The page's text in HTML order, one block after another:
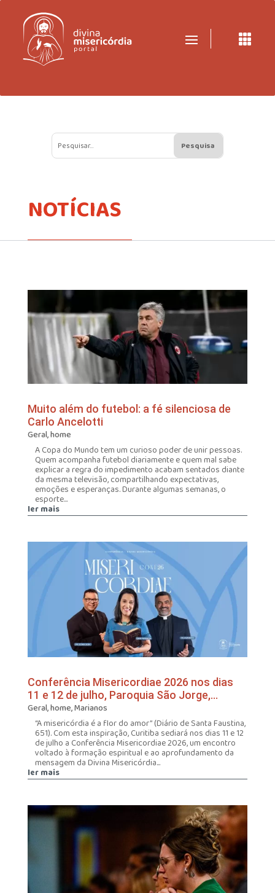

NOTÍCIAS
Muito além do futebol: a fé silenciosa de
Carlo Ancelotti
Geral,home
A Copa do Mundo tem um curioso poder de unir pessoas.
Quem acompanha futebol diariamente e quem mal sabe
explicar a regra do impedimento acabam sentados diante
da mesma televisão, compartilhando expectativas,
emoções e esperanças. Durante algumas semanas, o
esporte...
ler mais
Conferência Misericordiae 2026 nos dias
11 e 12 de julho, Paroquia São Jorge,
Curitiba
Geral,home,Marianos
“A misericórdia é a flor do amor” (Diário de Santa Faustina,
651). Com esta inspiração, Curitiba sediará nos dias 11 e 12
de julho a Conferência Misericordiae 2026, um encontro
voltado à formação espiritual e ao aprofundamento da
mensagem da Divina Misericórdia...
ler mais